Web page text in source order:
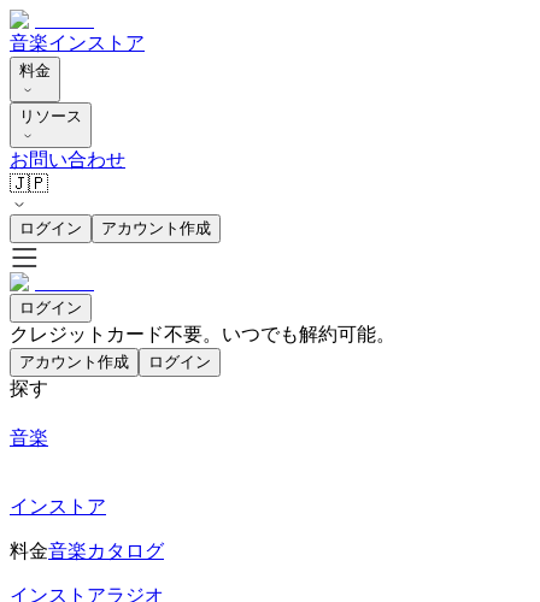
音楽インストア
料金
リソース
お問い合わせ
🇯🇵
ログイン アカウント作成
ログイン
クレジットカード不要。いつでも解約可能。
アカウント作成 ログイン
探す
音楽
インストア
料金音楽カタログ
インストアラジオ